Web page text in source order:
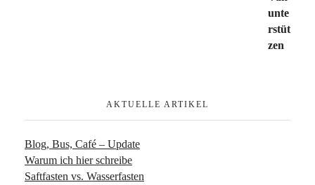
AKTUELLE ARTIKEL
Blog, Bus, Café – Update
Warum ich hier schreibe
Saftfasten vs. Wasserfasten